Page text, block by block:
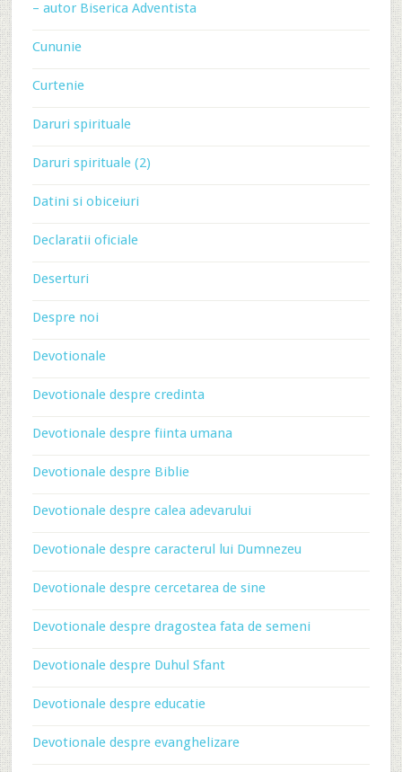
– autor Biserica Adventista
Cununie
Curtenie
Daruri spirituale
Daruri spirituale (2)
Datini si obiceiuri
Declaratii oficiale
Deserturi
Despre noi
Devotionale
Devotionale despre credinta
Devotionale despre fiinta umana
Devotionale despre Biblie
Devotionale despre calea adevarului
Devotionale despre caracterul lui Dumnezeu
Devotionale despre cercetarea de sine
Devotionale despre dragostea fata de semeni
Devotionale despre Duhul Sfant
Devotionale despre educatie
Devotionale despre evanghelizare